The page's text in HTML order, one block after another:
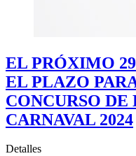
EL PRÓXIMO
EL PLAZO
CONCURSO DE
CARNAVAL 2024
Detalles